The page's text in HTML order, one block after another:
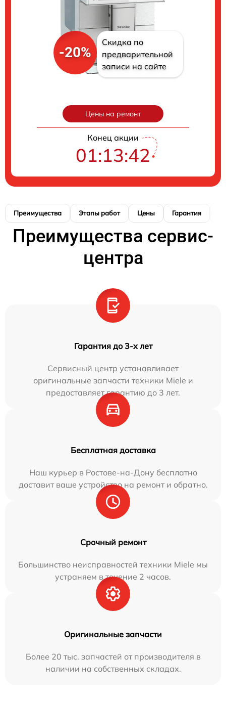
-20%
Скидка по
предварительной
записи на сайте
Цены на ремонт
Конец акции
01:13:41
Преимущества Этапы работ Цены Гарантия
Преимущества сервис-
центра
Гарантия до 3-х лет
Сервисный центр устанавливает
оригинальные запчасти техники Miele и
предоставляет гарантию до 3 лет.
Бесплатная доставка
Наш курьер в Ростове-на-Дону бесплатно
доставит ваше устройство на ремонт и обратно.
Срочный ремонт
Большинство неисправностей техники Miele мы
устраняем в течение 2 часов.
Оригинальные запчасти
Более 20 тыс. запчастей от производителя в
наличии на собственных складах.